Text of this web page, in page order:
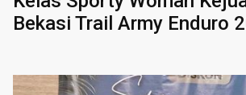
Bekasi Trail Army Enduro